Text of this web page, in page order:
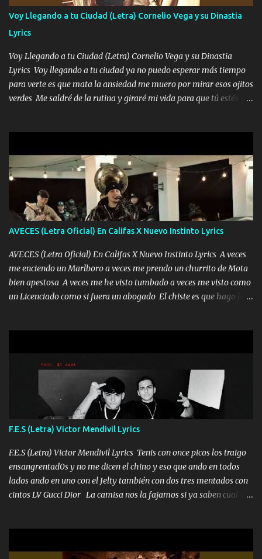
contéstame la llamada pa dedicarte unas bonitas palabras así
borracho me animo a decirte todo y puedo describirlo mucho que
me encantes Decirte que me siento muy feliz y emocionado por
tenerte aquí espero que quiera...
Voy Llegando a tu Ciudad (Letra) Cornelio Vega y su Dinastia
Lyrics
Voy Llegando a tu Ciudad (Letra) Cornelio Vega y su Dinastia
Lyrics Voy llegando a tu ciudad ya no puedo esperar más tiempo
para verte es que mata la ansiedad me muero por mirar esos ojitos
verdes Me saldré de la rutina y giraré mi vida para que tú estés en
solo yo tendre el candado 🔒 del amor ❤️ Música Mil y un besos
para dar ya estando en tu ciudad no habrá quien lo detenga si las
copas van de más vayamos a un lugar y cerremos las puertas
Entre alcohol y besos se va incrementado el Fuego en esa
habitación ya no mires más el reloj Única por donde vas me curas
tú mi mal moviendo tu silueta no hay otra que te sea igual te ves
tan especial por eso es que me tientas Aquí estoy no dejaré que se
te acerque nadie porque solo yo tendre el candado 🔒 del a...
AVECES (Letra Oficial) En Califas X Nuevo Instinto Lyrics
AVECES (Letra Oficial) En Califas X Nuevo Instinto Lyrics A veces
me enciendo un Marlboro a veces me prendo un churrito de Mota
bien apestosa A veces me he visto tumbado a veces me visto como
un Licenciado como si fuera un abogado El chiste es que hago lo
corriente no quieren verte subir de level trucha mis plebes Música
A veces me pongo un sombrero a veces me ven la cachucha de lado
con la mirada siempre en alto A veces me fajó una super o a veces
me fajó una Glock siempre armado todas las generaciones yo
traigo El chiste es que hago lo que quiero pues así soy me mandó
yo tengo el control a todos yo les paro el dedo soy hocicon un
malcriado un malandrón Que Les importa no saben nada falsas
las risas las que me miran hay gente corriente no quieren ve...
F.E.S (Letra) Victor Mendivil Lyrics
F.E.S (Letra) Victor Mendivil Lyrics Tenis con once picos los traigo
ensangrentad0s y no me dicen el chino y eso que ando en todos
lados ando en uno con el Jelty también con dos tres mentados con
cintos LV Gucci Dior La camisa nos la fajamos si ya saben cual es
estándares 110 mil records de pistas no me falta mucho para